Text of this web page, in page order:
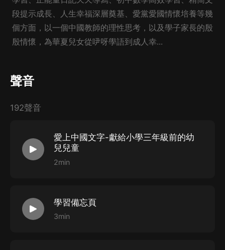
段提示成長、人生幸福深層奠基、愛黨愛國情懷培養等幾
個方面，以一個中國教師的理性思考，以及學子家長的殷
殷情懷，為華夏兒女從吚呀學語到成人幸...
聲音
192聲音
愛上中國文字-獻給小學三年級前的幼
兒兒童
2min
學習備忘頁
3min